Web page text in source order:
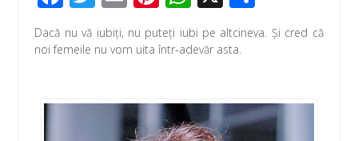
ac
e
o
wi
tt ail
nt
er
st
h
at
A
p
ar
ta
az
ă
Dacă nu vă iubiţi, nu puteţi iubi pe altcineva. Și cred că
noi femeile nu vom uita într-adevăr asta.